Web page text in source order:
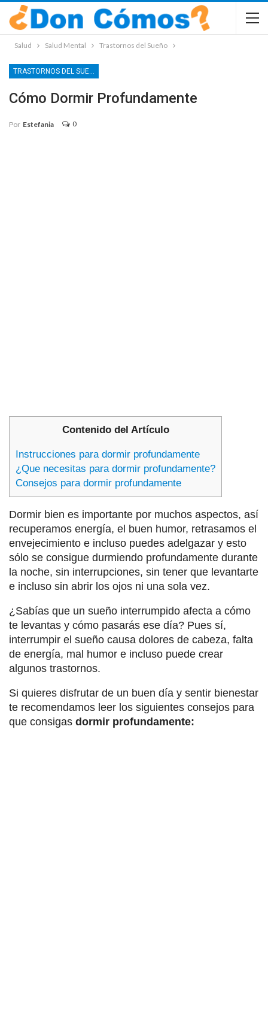
Salud Salud Mental Trastornos del Sueño
TRASTORNOS DEL SUEÑO
Cómo Dormir Profundamente
Por Estefania 0
Contenido del Artículo
Instrucciones para dormir profundamente
¿Que necesitas para dormir profundamente?
Consejos para dormir profundamente
Dormir bien es importante por muchos aspectos, así
recuperamos energía, el buen humor, retrasamos el
envejecimiento e incluso puedes adelgazar y esto
sólo se consigue durmiendo profundamente durante
la noche, sin interrupciones, sin tener que levantarte
e incluso sin abrir los ojos ni una sola vez.
¿Sabías que un sueño interrumpido afecta a cómo
te levantas y cómo pasarás ese día? Pues sí,
interrumpir el sueño causa dolores de cabeza, falta
de energía, mal humor e incluso puede crear
algunos trastornos.
Si quieres disfrutar de un buen día y sentir bienestar
te recomendamos leer los siguientes consejos para
que consigas dormir profundamente: